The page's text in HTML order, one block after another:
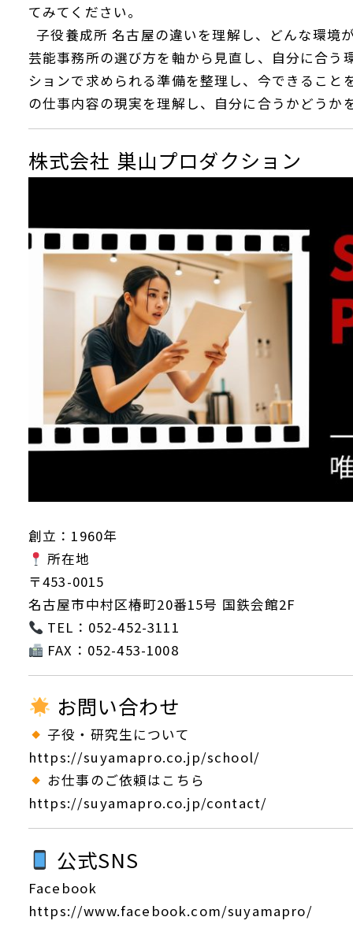
てみてください。
子役養成所 名古屋の違いを理解し、どんな環境
芸能事務所の選び方を軸から見直し、自分に合う
ションで求められる準備を整理し、今できること
の仕事内容の現実を理解し、自分に合うかどうか
株式会社 巣山プロダクション
創立：1960年
所在地
〒453-0015
名古屋市中村区椿町20番15号 国鉄会館2F
TEL：052-452-3111
FAX：052-453-1008
お問い合わせ
子役・研究生について
https://suyamapro.co.jp/school/
お仕事のご依頼はこちら
https://suyamapro.co.jp/contact/
公式SNS
Facebook
https://www.facebook.com/suyamapro/